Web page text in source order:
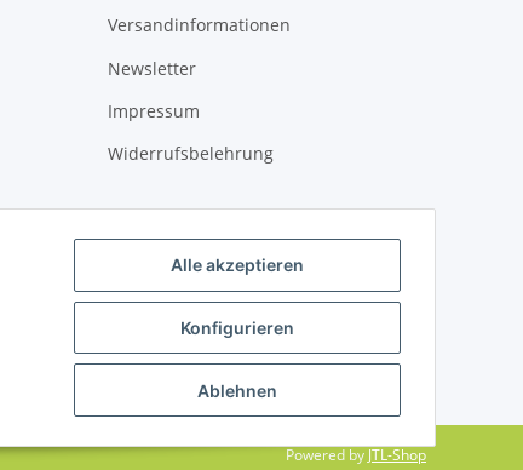
Alle akzeptieren
Konfigurieren
Ablehnen
Versandinformationen
Newsletter
Impressum
Widerrufsbelehrung
Powered by JTL-Shop